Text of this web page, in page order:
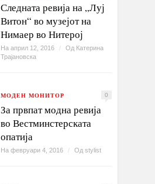
Следната ревија на „Луј
Витон“ во музејот на
Нимаер во Нитерој
На април 12, 2016 / Од Катерина
Трајановска
МОДЕН МОНИТОР 0
За првпат модна ревија
во Вестминстерската
опатија
На февруари 4, 2016 / Од stylist